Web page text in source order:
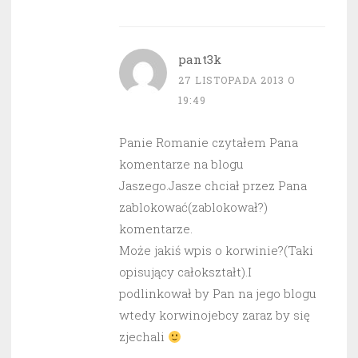
pant3k
27 LISTOPADA 2013 O
19:49
Panie Romanie czytałem Pana
komentarze na blogu
Jaszego.Jasze chciał przez Pana
zablokować(zablokował?)
komentarze.
Może jakiś wpis o korwinie?(Taki
opisujący całokształt).I
podlinkował by Pan na jego blogu
wtedy korwinojebcy zaraz by się
zjechali